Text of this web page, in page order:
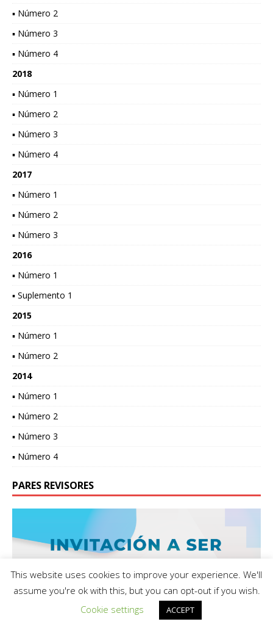
▪ Número 2
▪ Número 3
▪ Número 4
2018
▪ Número 1
▪ Número 2
▪ Número 3
▪ Número 4
2017
▪ Número 1
▪ Número 2
▪ Número 3
2016
▪ Número 1
▪ Suplemento 1
2015
▪ Número 1
▪ Número 2
2014
▪ Número 1
▪ Número 2
▪ Número 3
▪ Número 4
PARES REVISORES
This website uses cookies to improve your experience. We'll
assume you're ok with this, but you can opt-out if you wish.
Cookie settings
ACCEPT